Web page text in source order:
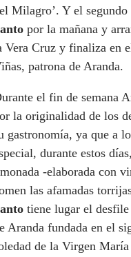
Milagro’. Y el
por la mañana y
Vera Cruz y finaliza en
patrona de Aranda.
el fin de semana
la originalidad de los
gastronomía, ya que a
durante estos
-elaborada con
las afamadas
tiene lugar el
Aranda fundada en el
de la Virgen